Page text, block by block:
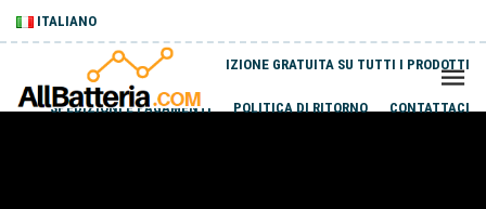
ITALIANO
SPEDIZIONE GRATUITA SU TUTTI I PRODOTTI
SPEDIZIONI E PAGAMENTI POLITICA DI RITORNO CONTATTACI